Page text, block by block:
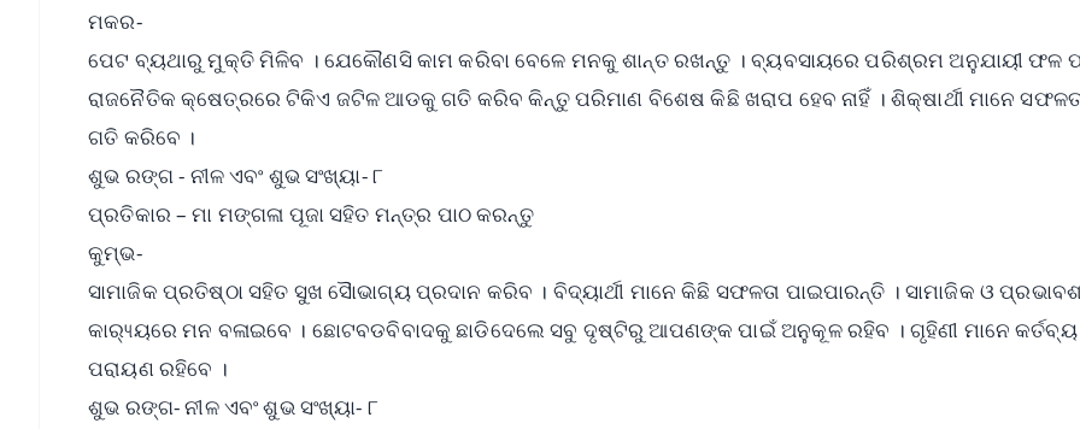
ମକର-
ପେଟ ବ୍ୟଥାରୁ ମୁକ୍ତି ମିଳିବ । ଯେକୌଣସି କାମ କରିବା ବେଳେ ମନକୁ ଶାନ୍ତ ରଖନ୍ତୁ । ବ୍ୟବସାୟରେ ପରିଶ୍ରମ ଅନୁଯାୟୀ ଫଳ
ରାଜନୈତିକ କ୍ଷେତ୍ରରେ ଟିକିଏ ଜଟିଳ ଆଡକୁ ଗତି କରିବ କିନ୍ତୁ ପରିମାଣ ବିଶେଷ କିଛି ଖରାପ ହେବ ନାହିଁ । ଶିକ୍ଷାର୍ଥୀ ମାନେ
ଗତି କରିବେ ।
ଶୁଭ ରଙ୍ଗ - ନୀଳ ଏବଂ ଶୁଭ ସଂଖ୍ୟା- ୮
ପ୍ରତିକାର – ମା ମଙ୍ଗଳା ପୂଜା ସହିତ ମନ୍ତ୍ର ପାଠ କରନ୍ତୁ
କୁମ୍ଭ-
ସାମାଜିକ ପ୍ରତିଷ୍ଠା ସହିତ ସୁଖ ସୈାଭାଗ୍ୟ ପ୍ରଦାନ କରିବ । ବିଦ୍ୟାର୍ଥୀ ମାନେ କିଛି ସଫଳତା ପାଇପାରନ୍ତି । ସାମାଜିକ ଓ
କାର‌୍ୟ୍ୟରେ ମନ ବଳାଇବେ । ଛୋଟବଡବିବାଦକୁ ଛାଡିଦେଲେ ସବୁ ଦୃଷ୍ଟିରୁ ଆପଣଙ୍କ ପାଇଁ ଅନୁକୂଳ ରହିବ । ଗୃହିଣୀ ମାନେ କର୍ତବ୍ୟ
ପରାୟଣ ରହିବେ ।
ଶୁଭ ରଙ୍ଗ- ନୀଳ ଏବଂ ଶୁଭ ସଂଖ୍ୟା- ୮